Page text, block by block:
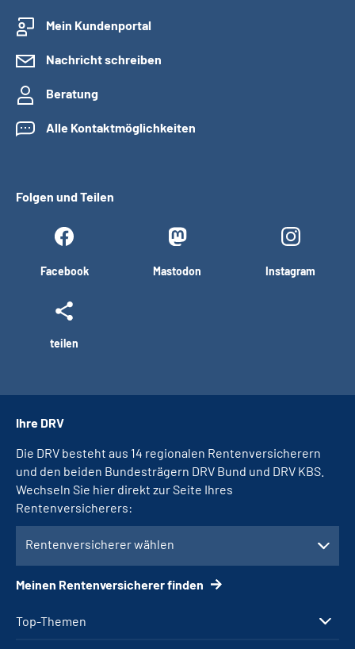
Mein Kundenportal
Nachricht schreiben
Beratung
Alle Kontaktmöglichkeiten
Folgen und Teilen
Facebook Mastodon Instagram
teilen
Top-Themen
Ihre DRV
Die DRV besteht aus 14 regionalen Rentenversicherern
und den beiden Bundesträgern DRV Bund und DRV KBS.
Wechseln Sie hier direkt zur Seite Ihres
Rentenversicherers:
Rentenversicherer wählen
Meinen Rentenversicherer finden